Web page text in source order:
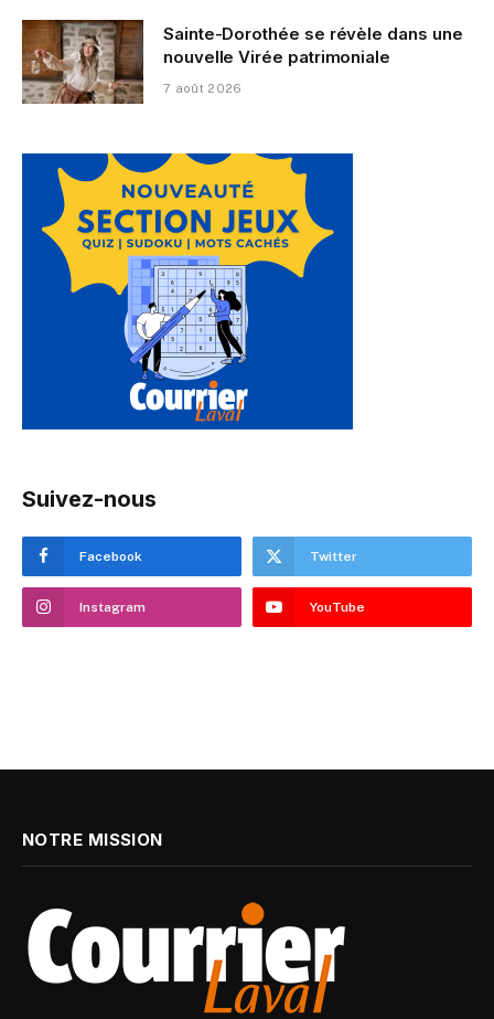
Sainte-Dorothée se révèle dans une
nouvelle Virée patrimoniale
7 août 2026
Suivez-nous
Facebook Twitter
Instagram YouTube
NOTRE MISSION